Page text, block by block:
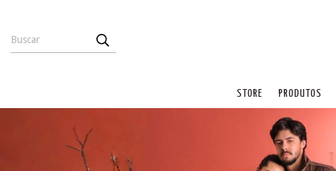
STORE PRODUTOS